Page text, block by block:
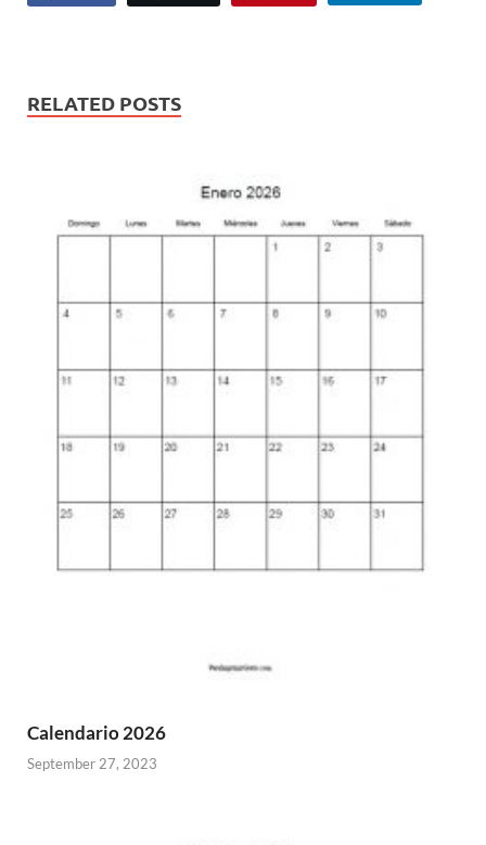
RELATED POSTS
Calendario 2026
September 27, 2023